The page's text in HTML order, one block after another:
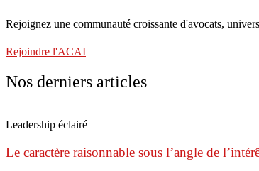
Rejoignez une communauté croissante d'avocats,
Rejoindre l'ACAI
Nos derniers articles
Leadership éclairé
Le caractère raisonnable sous l’angle de